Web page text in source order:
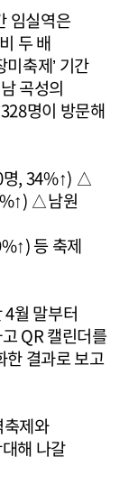
임실역은
두 배
축제’ 기간
곡성의
명이 방문해
명, 34%↑) △
△남원
등 축제
월 말부터
QR 캘린더를
한 결과로 보고
축제와
해 나갈